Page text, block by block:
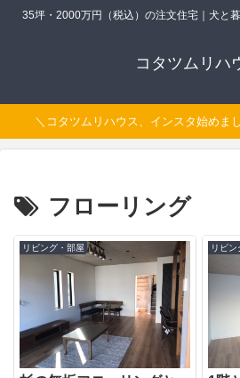
35坪・2000万円（税込）の注文住宅｜犬と
コタツムリハ
＼コタツムリハウス、インスタ始めま
フローリング
リビング・部屋 リビン